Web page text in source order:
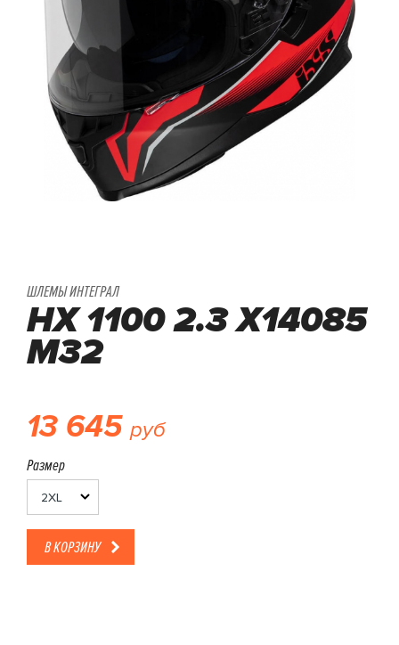
ШЛЕМЫ ИНТЕГРАЛ
HX 1100 2.3 X14085
M32
13 645 руб
Размер
2XL
В КОРЗИНУ